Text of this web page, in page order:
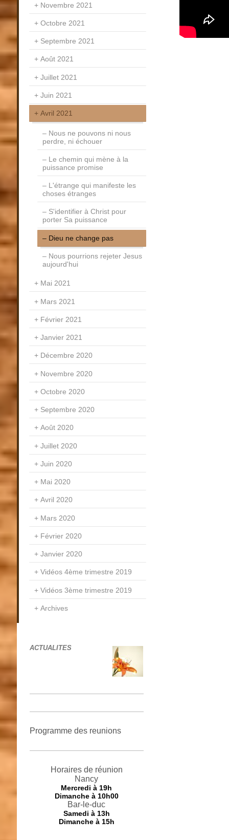
Novembre 2021
Octobre 2021
Septembre 2021
Août 2021
Juillet 2021
Juin 2021
Avril 2021
Nous ne pouvons ni nous
perdre, ni échouer
Le chemin qui mène à la
puissance promise
L'étrange qui manifeste les
choses étranges
S'identifier à Christ pour
porter Sa puissance
Dieu ne change pas
Nous pourrions rejeter Jesus
aujourd'hui
Mai 2021
Mars 2021
Février 2021
Janvier 2021
Décembre 2020
Novembre 2020
Octobre 2020
Septembre 2020
Août 2020
Juillet 2020
Juin 2020
Mai 2020
Avril 2020
Mars 2020
Février 2020
Janvier 2020
Vidéos 4ème trimestre 2019
Vidéos 3ème trimestre 2019
Archives
ACTUALITES
Programme des reunions
Horaires de réunion
Nancy
Mercredià 19h
Dimanche à 10h00
Bar-le-duc
Samedi à 13h
Dimanche à 15h